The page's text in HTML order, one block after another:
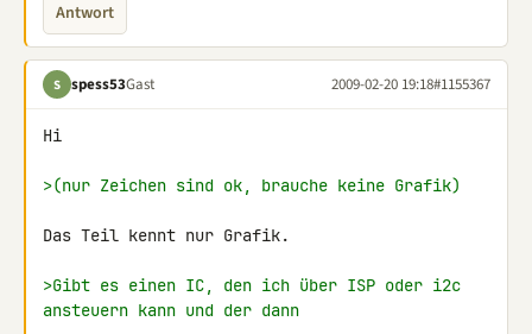
Antwort
S spess53Gast 2009-02-20 19:18#1155367
Hi
>(nur Zeichen sind ok, brauche keine Grafik)
Das Teil kennt nur Grafik.
>Gibt es einen IC, den ich über ISP oder i2c
ansteuern kann und der dann